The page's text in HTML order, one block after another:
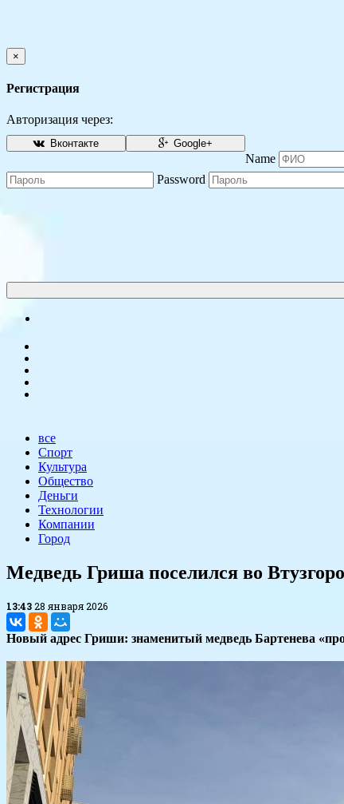
×
Регистрация
Авторизация через:
Вконтакте Google+
Name
Password
все
Спорт
Культура
Общество
Деньги
Технологии
Компании
Город
Медведь Гриша поселился во
13:4328 января 2026
Новый адрес Гриши: знаменитый медведь Бартенева